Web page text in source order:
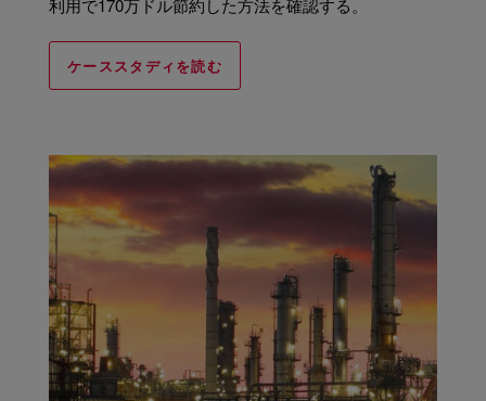
利用で170万ドル節約した方法を確認する。
ケーススタディを読む